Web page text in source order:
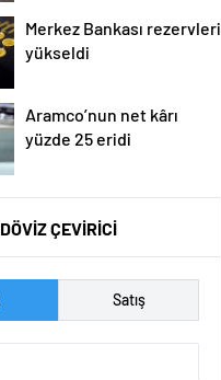
Merkez Bankası rezervleri
yükseldi
Aramco’nun net kârı
yüzde 25 eridi
DÖVİZ ÇEVİRİCİ
Satış